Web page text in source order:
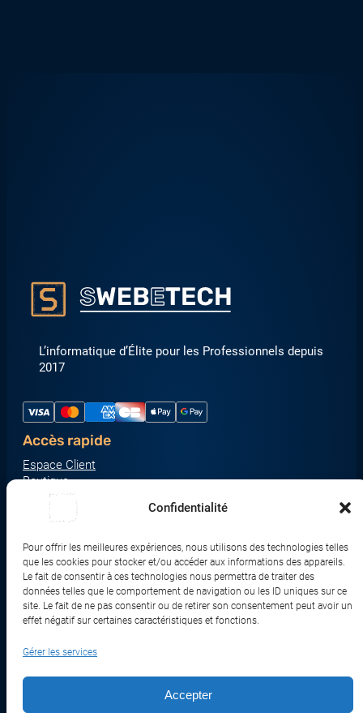
Confidentialité
Pour offrir les meilleures expériences, nous utilisons des technologies telles
que les cookies pour stocker et/ou accéder aux informations des appareils.
Le fait de consentir à ces technologies nous permettra de traiter des
données telles que le comportement de navigation ou les ID uniques sur ce
site. Le fait de ne pas consentir ou de retirer son consentement peut avoir un
effet négatif sur certaines caractéristiques et fonctions.
Gérer les services
Accepter
L’informatique d’Élite pour les Professionnels depuis
2017
Accès rapide
Espace Client
Boutique
À propos
Nous contacter
Écrans & Moniteurs
Serveurs & Stockage
Impression & Consommables
Ordinateurs & Tablettes
Réseau & IoT